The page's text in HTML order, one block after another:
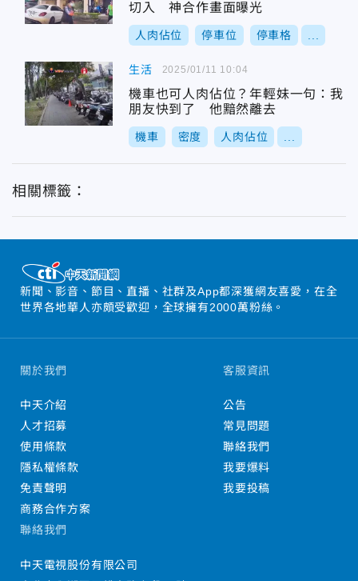
切入 神合作畫面曝光
人肉佔位 停車位 停車格
生活
機車也可人肉佔位？年輕妹一句：我
朋友快到了 他黯然離去
機車 密度 人肉佔位
2025/01/11 10:04
相關標籤：
新聞、影音、節目、直播、社群及App都深獲網友喜愛，在全
世界各地華人亦頗受歡迎，全球擁有2000萬粉絲。
關於我們
中天介紹
人才招募
使用條款
隱私權條款
免責聲明
商務合作方案
客服資訊
公告
常見問題
聯絡我們
我要爆料
我要投稿
聯絡我們
中天電視股份有限公司